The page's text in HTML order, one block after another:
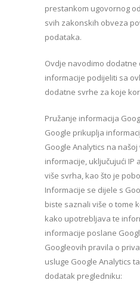
prestankom ugovornog
svih zakonskih obveza
podataka.
Ovdje navodimo dodatne
informacije podijeliti sa
dodatne svrhe za koje
Pružanje informacija
Google prikuplja
Google Analytics na
informacije, uključujući IP
više svrha, kao što je
Informacije se dijele s
biste saznali više o tome
kako upotrebljava te
informacije poslane
Googleovih pravila o
usluge Google Analytics
dodatak pregledniku: